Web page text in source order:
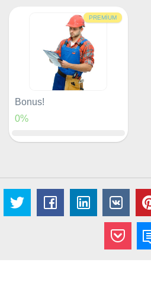
PREMIUM
Bonus!
0%